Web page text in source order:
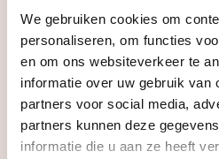
We gebruiken cookies om
personaliseren, om functies
en om ons websiteverkeer te
informatie over uw gebruik van
partners voor social media,
partners kunnen deze
informatie die u aan ze heeft
Vraagprijs te hoog,
kosten!